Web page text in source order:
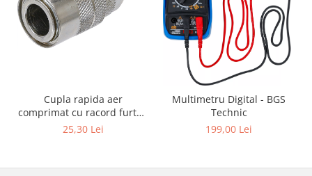
Cupla rapida aer
comprimat cu racord furtun
8 mm (5/16") | SUA / Franta
25,30 Lei
Multimetru Digital - BGS
Technic
199,00 Lei